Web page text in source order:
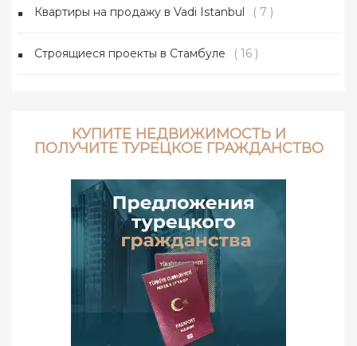
Квартиры на продажу в Vadi Istanbul ( 7 )
Строящиеся проекты в Стамбуле ( 16 )
КУПИТЕ НЕДВИЖИМОСТЬ И
ПОЛУЧИТЕ ТУРЕЦКОЕ ГРАЖДАНСТВО